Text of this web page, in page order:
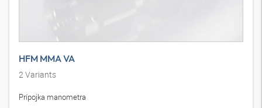
HFM MMA VA
2Variants
Prípojka manometra